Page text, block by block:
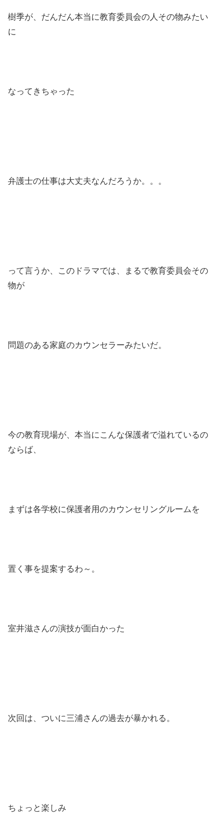
樹季が、だんだん本当に教育委員会の人その物みたい
に
なってきちゃった
弁護士の仕事は大丈夫なんだろうか。。。
って言うか、このドラマでは、まるで教育委員会その
物が
問題のある家庭のカウンセラーみたいだ。
今の教育現場が、本当にこんな保護者で溢れているの
ならば、
まずは各学校に保護者用のカウンセリングルームを
置く事を提案するわ～。
室井滋さんの演技が面白かった
次回は、ついに三浦さんの過去が暴かれる。
ちょっと楽しみ